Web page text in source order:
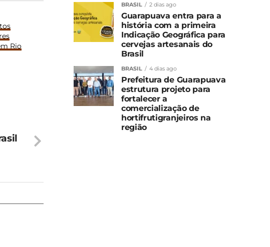
Rio
BRASIL 2 dias ago
Guarapuava entra para a
história com a primeira
Indicação Geográfica para
cervejas artesanais do
Brasil
BRASIL 4 dias ago
Prefeitura de Guarapuava
estrutura projeto para
fortalecer a
comercialização de
hortifrutigranjeiros na
região